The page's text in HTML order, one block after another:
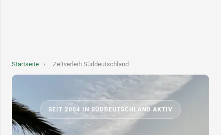
Startseite › Zeltverleih Süddeutschland
SEIT 2004 IN SÜDDEUTSCHLAND AKTIV